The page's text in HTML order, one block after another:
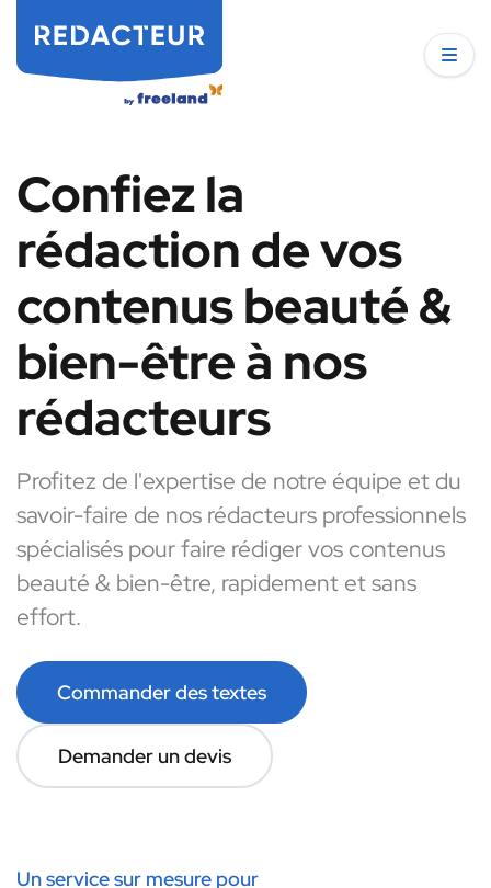
Confiez la
rédaction de vos
contenus beauté &
bien-être à nos
rédacteurs
Profitez de l'expertise de notre équipe et du
savoir-faire de nos rédacteurs professionnels
spécialisés pour faire rédiger vos contenus
beauté & bien-être, rapidement et sans
effort.
Commander des textes
Demander un devis
Un service sur mesure pour